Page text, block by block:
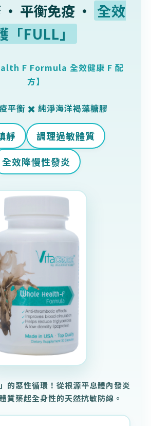
‧ 平衡免疫 ‧ 全效
「FULL」
F Formula 全效健康 F 配
方】
平衡 ✖️ 純淨海洋褐藻糖膠
靜
調理過敏體質
全效降慢性發炎
的惡性循環！從根源平息體內發炎
質築起全身性的天然抗敏防線。